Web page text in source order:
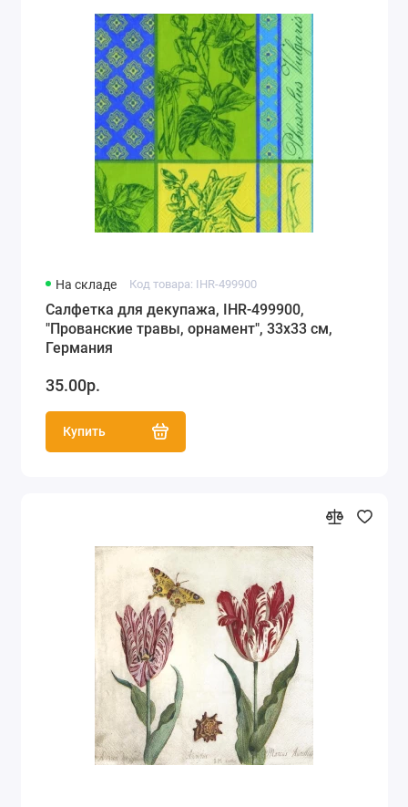
На складе Код товара: IHR-499900
Салфетка для декупажа, IHR-499900,
"Прованские травы, орнамент", 33х33 см,
Германия
35.00р.
Купить